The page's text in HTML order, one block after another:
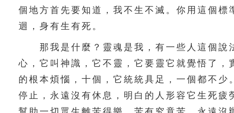
個地方首先要知道，我不生不滅。你用這個
迴，身有生有死。
那我是什麼？靈魂是我，有一些人這個說
心，它叫神識，它不靈，它要靈它就覺悟了
的根本煩惱，十個，它統統具足，一個都不
停止，永遠沒有休息，明白的人形容它生死